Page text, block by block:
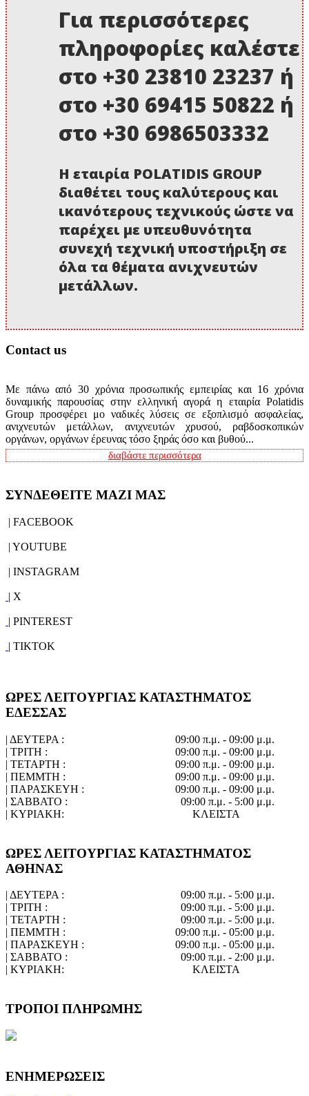
Για περισσότερες
πληροφορίες καλέστε
στο +30 23810 23237 ή
στο +30 69415 50822 ή
στο +30 6986503332
Η εταιρία POLATIDIS GROUP
διαθέτει τους καλύτερους και
ικανότερους τεχνικούς ώστε να
παρέχει με υπευθυνότητα
συνεχή τεχνική υποστήριξη σε
όλα τα θέματα ανιχνευτών
μετάλλων.
Contact us
Με πάνω από 30 χρόνια προσωπικής εμπειρίας και 16 χρόνια
δυναμικής παρουσίας στην ελληνική αγορά η εταιρία Polatidis
Group προσφέρει μο ναδικές λύσεις σε εξοπλισμό ασφαλείας,
ανιχνευτών μετάλλων, ανιχνευτών χρυσού, ραβδοσκοπικών
οργάνων, οργάνων έρευνας τόσο ξηράς όσο και βυθού...
διαβάστε περισσότερα
ΣΥΝΔΕΘΕΙΤΕ ΜΑΖΙ ΜΑΣ
| FACEBOOK
| YOUTUBE
| INSTAGRAM
| X
| PINTEREST
| TIKTOK
ΩΡΕΣ ΛΕΙΤΟΥΡΓΙΑΣ ΚΑΤΑΣΤΗΜΑΤΟΣ
ΕΔΕΣΣΑΣ
| ΔΕΥΤΕΡΑ :
09:00 π.μ. - 09:00 μ.μ.
| ΤΡΙΤΗ :
09:00 π.μ. - 09:00 μ.μ.
| ΤΕΤΑΡΤΗ :
09:00 π.μ. - 09:00 μ.μ.
| ΠΕΜΜΤΗ :
09:00 π.μ. - 09:00 μ.μ.
| ΠΑΡΑΣΚΕΥΗ :
09:00 π.μ. - 09:00 μ.μ.
| ΣΑΒΒΑΤΟ :
09:00 π.μ. - 5:00 μ.μ.
| ΚΥΡΙΑΚΗ:
ΚΛΕΙΣΤΑ
ΩΡΕΣ ΛΕΙΤΟΥΡΓΙΑΣ ΚΑΤΑΣΤΗΜΑΤΟΣ
ΑΘΗΝΑΣ
| ΔΕΥΤΕΡΑ :
09:00 π.μ. - 5:00 μ.μ.
| ΤΡΙΤΗ :
09:00 π.μ. - 5:00 μ.μ.
| ΤΕΤΑΡΤΗ :
09:00 π.μ. - 5:00 μ.μ.
| ΠΕΜΜΤΗ :
09:00 π.μ. - 05:00 μ.μ.
| ΠΑΡΑΣΚΕΥΗ :
09:00 π.μ. - 05:00 μ.μ.
| ΣΑΒΒΑΤΟ :
09:00 π.μ. - 2:00 μ.μ.
| ΚΥΡΙΑΚΗ:
ΚΛΕΙΣΤΑ
ΤΡΟΠΟΙ ΠΛΗΡΩΜΗΣ
ΕΝΗΜΕΡΩΣΕΙΣ